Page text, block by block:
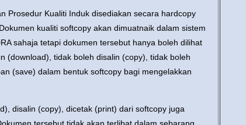
Prosedur Kualiti Induk disediakan secara hardcopy
kualiti softcopy akan dimuatnaik dalam sistem
sahaja tetapi dokumen tersebut hanya boleh dilihat
(download), tidak boleh disalin (copy), tidak boleh
(save) dalam bentuk softcopy bagi mengelakkan
disalin (copy), dicetak (print) dari softcopy juga